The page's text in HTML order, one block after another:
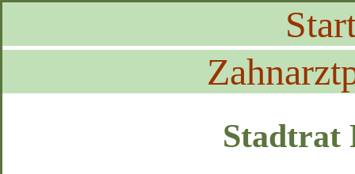
Stadtrat